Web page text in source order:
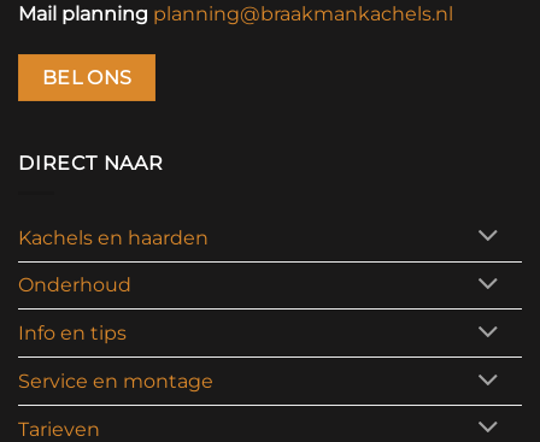
Mail planning planning@braakmankachels.nl
BEL ONS
DIRECT NAAR
Kachels en haarden
Onderhoud
Info en tips
Service en montage
Tarieven